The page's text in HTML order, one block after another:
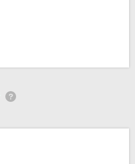
をチェック！